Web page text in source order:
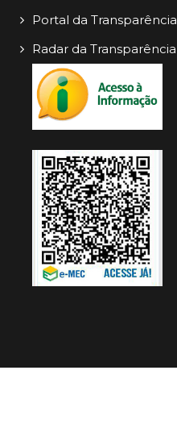
Portal da Transparência
Radar da Transparência